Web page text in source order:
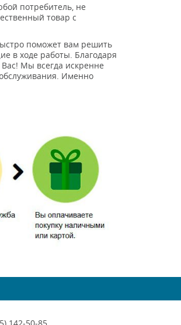
потребитель, не
товар с
поможет вам решить
в ходе работы. Благодаря
Мы всегда искренне
Именно
142-50-85